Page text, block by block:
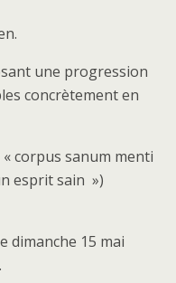
une progression
concrètement en
corpus sanum menti
esprit sain »)
dimanche 15 mai